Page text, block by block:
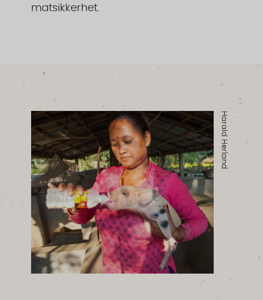
matsikkerhet.
Harald Herland